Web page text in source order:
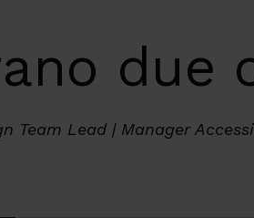
Team Lead | Manager